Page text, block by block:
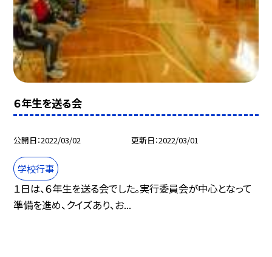
６年生を送る会
公開日 2022/03/02 更新日 2022/03/01
学校行事
１日は、６年生を送る会でした。実行委員会が中心となって
準備を進め、クイズあり、お...